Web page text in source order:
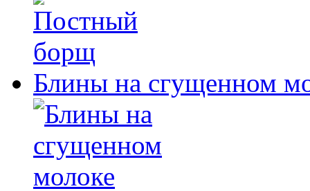
Блины на сгущенном